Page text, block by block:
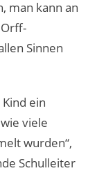
man kann an
Sinnen
ein
viele
wurden“,
Schulleiter